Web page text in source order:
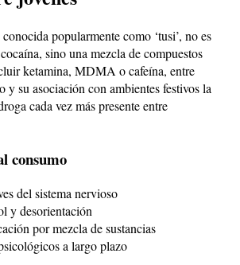
popularmente como ‘tusi’, no es
sino una mezcla de compuestos
ketamina, MDMA o cafeína, entre
y su asociación con ambientes festivos la
cada vez más presente entre
consumo
del sistema nervioso
y desorientación
por mezcla de sustancias
a largo plazo